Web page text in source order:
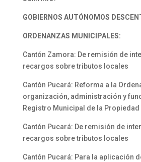
GOBIERNOS AUTÓNOMOS
ORDENANZAS MUNICIPALES:
Cantón Zamora: De remisión de
recargos sobre tributos locales
Cantón Pucará: Reforma a la
organización, administración y
Registro Municipal de la Propiedad
Cantón Pucará: De remisión de
recargos sobre tributos locales
Cantón Pucará: Para la aplicación